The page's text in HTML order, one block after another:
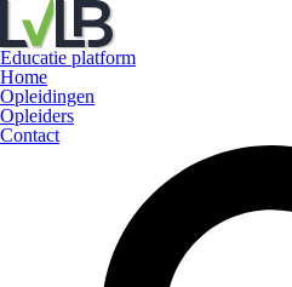
Educatie platform
Home
Opleidingen
Opleiders
Contact